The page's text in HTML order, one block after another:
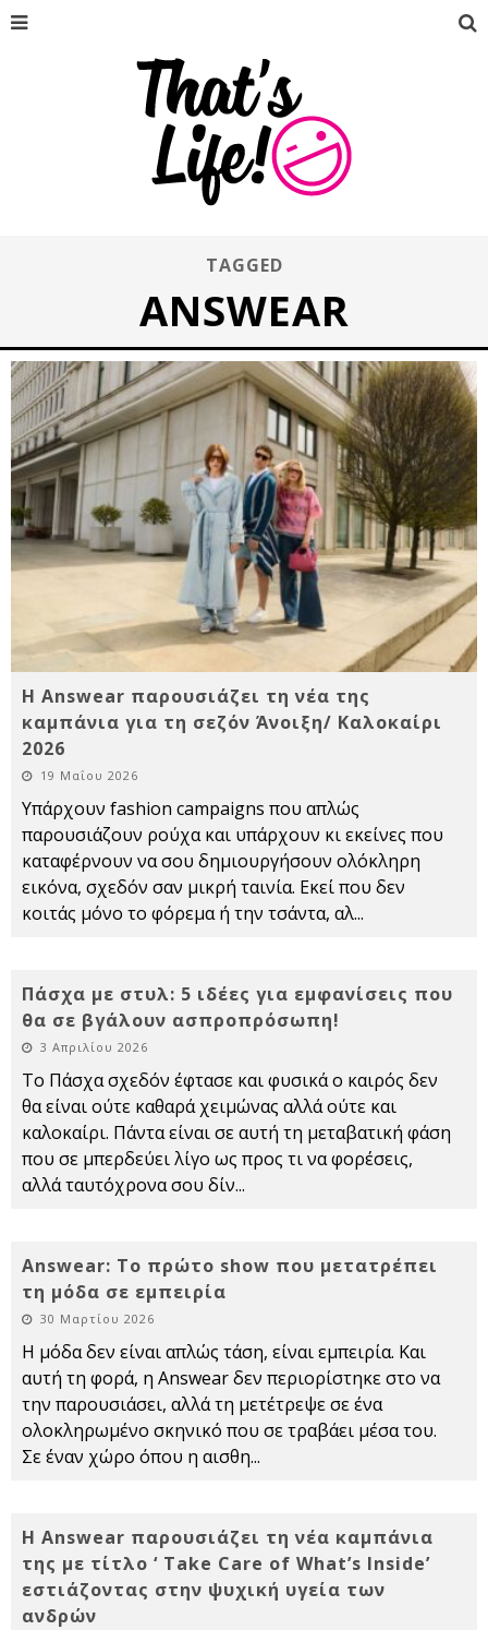
TAGGED
ANSWEAR
Η Answear παρουσιάζει τη νέα της
καμπάνια για τη σεζόν Άνοιξη/ Καλοκαίρι
2026
19 Μαΐου 2026
Υπάρχουν fashion campaigns που απλώς
παρουσιάζουν ρούχα και υπάρχουν κι εκείνες που
καταφέρνουν να σου δημιουργήσουν ολόκληρη
εικόνα, σχεδόν σαν μικρή ταινία. Εκεί που δεν
κοιτάς μόνο το φόρεμα ή την τσάντα, αλ...
Πάσχα με στυλ: 5 ιδέες για εμφανίσεις που
θα σε βγάλουν ασπροπρόσωπη!
3 Απριλίου 2026
Το Πάσχα σχεδόν έφτασε και φυσικά ο καιρός δεν
θα είναι ούτε καθαρά χειμώνας αλλά ούτε και
καλοκαίρι. Πάντα είναι σε αυτή τη μεταβατική φάση
που σε μπερδεύει λίγο ως προς τι να φορέσεις,
αλλά ταυτόχρονα σου δίν...
Answear: Το πρώτο show που μετατρέπει
τη μόδα σε εμπειρία
30 Μαρτίου 2026
Η μόδα δεν είναι απλώς τάση, είναι εμπειρία. Και
αυτή τη φορά, η Answear δεν περιορίστηκε στο να
την παρουσιάσει, αλλά τη μετέτρεψε σε ένα
ολοκληρωμένο σκηνικό που σε τραβάει μέσα του.
Σε έναν χώρο όπου η αισθη...
Η Answear παρουσιάζει τη νέα καμπάνια
της με τίτλο ‘ Take Care of What’s Inside’
εστιάζοντας στην ψυχική υγεία των
ανδρών